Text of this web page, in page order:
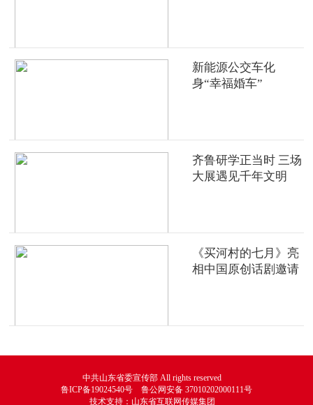
新能源公交车化
身“幸福婚车”
齐鲁研学正当时 三场
大展遇见千年文明
《买河村的七月》亮
相中国原创话剧邀请
中共山东省委宣传部 All rights reserved
鲁ICP备19024540号 鲁公网安备 37010202000111号
技术支持：山东省互联网传媒集团